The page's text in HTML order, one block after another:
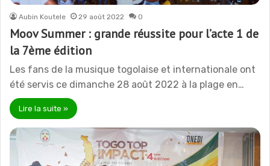
Aubin Koutele 29 août 2022 0
Moov Summer : grande réussite pour l’acte 1 de
la 7ème édition
Les fans de la musique togolaise et internationale ont
été servis ce dimanche 28 août 2022 à la plage en…
Lire la suite »